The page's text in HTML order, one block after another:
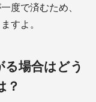
度で済むため、
すよ。
場合はどう
？